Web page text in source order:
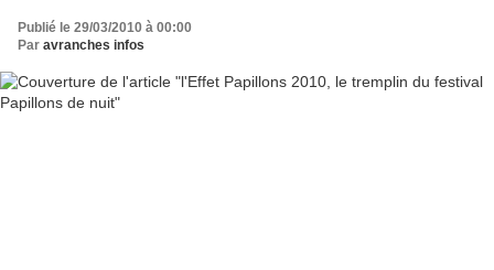
Publié le 29/03/2010 à 00:00
Par avranches infos